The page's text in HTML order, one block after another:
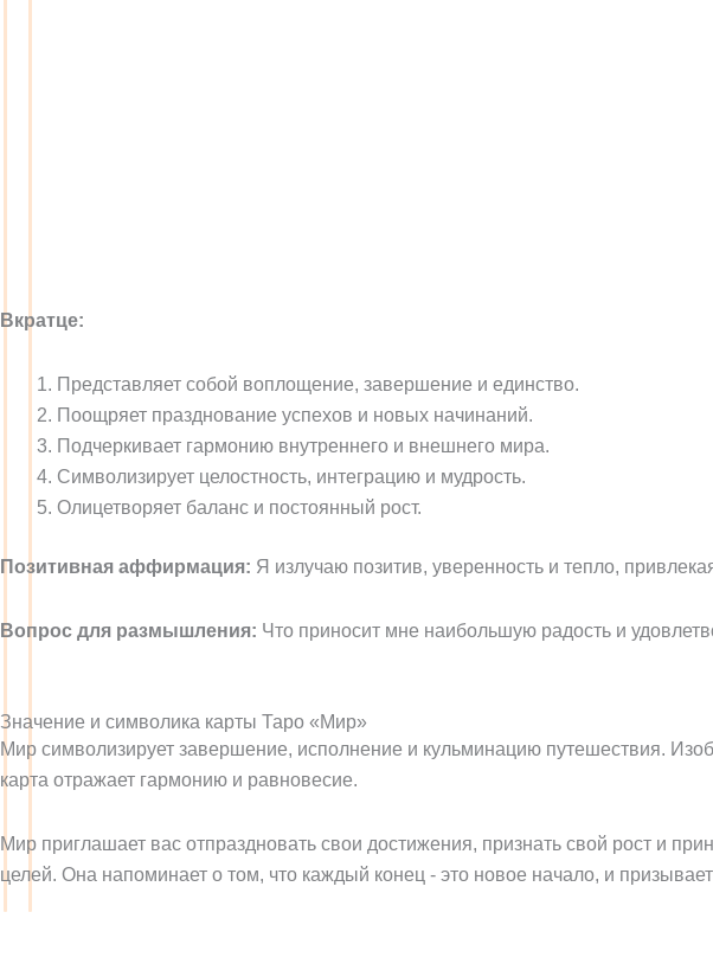
Вкратце:
Представляет собой воплощение, завершение и единство.
Поощряет празднование успехов и новых начинаний.
Подчеркивает гармонию внутреннего и внешнего мира.
Символизирует целостность, интеграцию и мудрость.
Олицетворяет баланс и постоянный рост.
Позитивная аффирмация: Я излучаю позитив, уверенность и тепло,
Вопрос для размышления: Что приносит мне наибольшую радость и
Значение и символика карты Таро «Мир»
Мир символизирует завершение, исполнение и кульминацию путешествия.
карта отражает гармонию и равновесие.
Мир приглашает вас отпраздновать свои достижения, признать свой рост и
целей. Она напоминает о том, что каждый конец - это новое начало, и